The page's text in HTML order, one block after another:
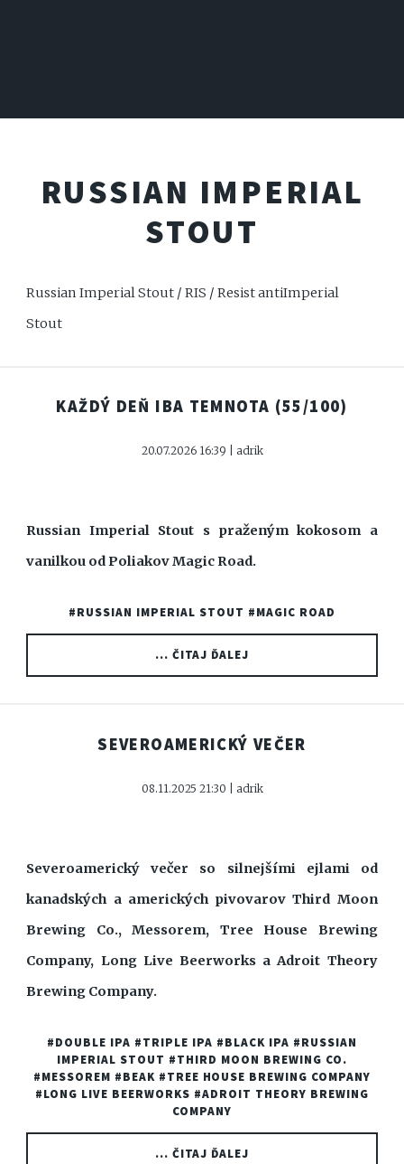
RUSSIAN IMPERIAL
STOUT
Russian Imperial Stout / RIS / Resist antiImperial
Stout
KAŽDÝ DEŇ IBA TEMNOTA (55/100)
20.07.2026 16:39 | adrik
Russian Imperial Stout s praženým kokosom a
vanilkou od Poliakov Magic Road.
#RUSSIAN IMPERIAL STOUT #MAGIC ROAD
... ČITAJ ĎALEJ
SEVEROAMERICKÝ VEČER
08.11.2025 21:30 | adrik
Severoamerický večer so silnejšími ejlami od
kanadských a amerických pivovarov Third Moon
Brewing Co., Messorem, Tree House Brewing
Company, Long Live Beerworks a Adroit Theory
Brewing Company.
#DOUBLE IPA #TRIPLE IPA #BLACK IPA #RUSSIAN
IMPERIAL STOUT #THIRD MOON BREWING CO.
#MESSOREM #BEAK #TREE HOUSE BREWING COMPANY
#LONG LIVE BEERWORKS #ADROIT THEORY BREWING
COMPANY
... ČITAJ ĎALEJ